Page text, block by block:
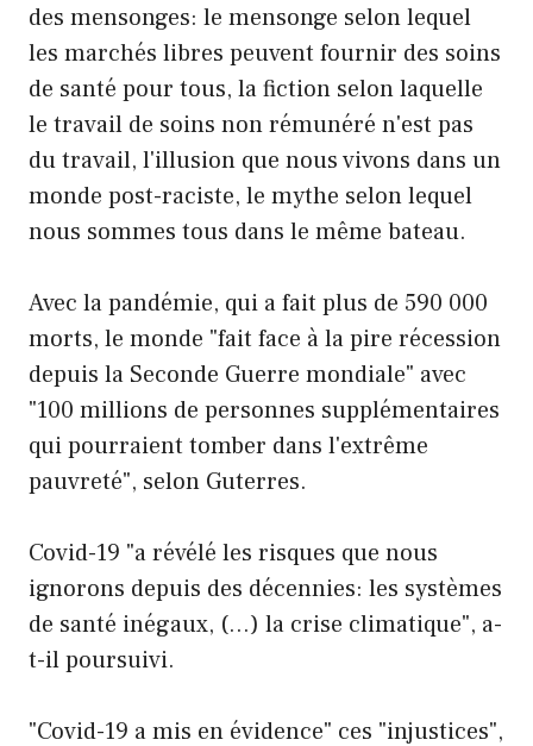
des mensonges: le mensonge selon lequel
les marchés libres peuvent fournir des soins
de santé pour tous, la fiction selon laquelle
le travail de soins non rémunéré n'est pas
du travail, l'illusion que nous vivons dans un
monde post-raciste, le mythe selon lequel
nous sommes tous dans le même bateau.
Avec la pandémie, qui a fait plus de 590 000
morts, le monde "fait face à la pire récession
depuis la Seconde Guerre mondiale" avec
"100 millions de personnes supplémentaires
qui pourraient tomber dans l'extrême
pauvreté", selon Guterres.
Covid-19 "a révélé les risques que nous
ignorons depuis des décennies: les systèmes
de santé inégaux, (…) la crise climatique", a-
t-il poursuivi.
"Covid-19 a mis en évidence" ces "injustices",